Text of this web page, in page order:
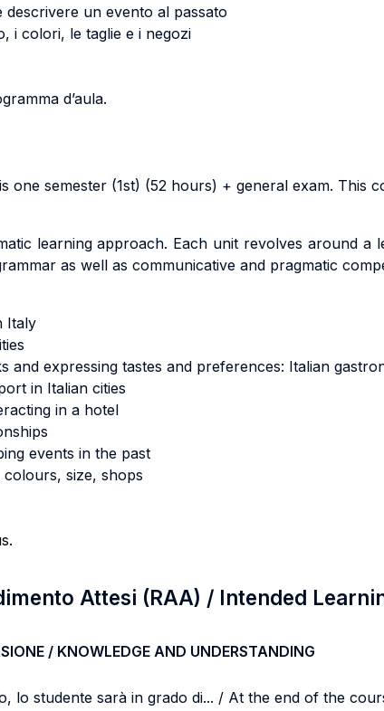
descrivere un evento al passato
i colori, le taglie e i negozi
d’aula.
one semester (1st) (52 hours) + general exam. This
learning approach. Each unit revolves around
as well as communicative and pragmatic
Italy
and expressing tastes and preferences: Italian
in Italian cities
in a hotel
events in the past
size, shops
Attesi (RAA) / Intended
/ KNOWLEDGE AND UNDERSTANDING
lo studente sarà in grado di... / At the end of the